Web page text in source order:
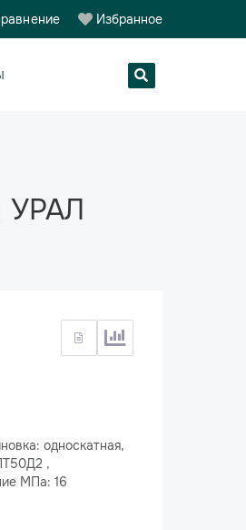
Избранное
УРАЛ
односкатная,
,
МПа: 16